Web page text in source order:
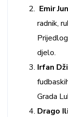
Emir
radnik,
djelo.
Irfan
Grada
Drago